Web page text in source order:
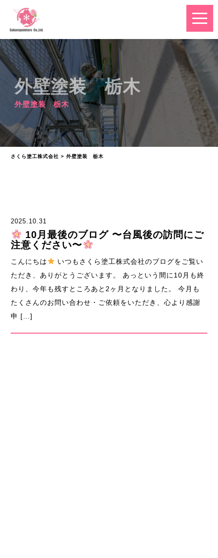
外壁塗装 栃木
外壁塗装 栃木
さくら塗工株式会社 >外壁塗装 栃木
2025.10.31
10月最後のブログ 〜台風後の訪問にご
注意ください〜
こんにちは
いつもさくら塗工株式会社のブログをご覧い
ただき、ありがとうございます。 あっという間に10月も終
わり、今年も残すところあと2ヶ月となりました。 今月も
たくさんのお問い合わせ・ご依頼をいただき、心より感謝
申 […]